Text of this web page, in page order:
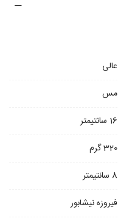
عالی
مس
16 سانتیمتر
320 گرم
8 سانتیمتر
فیروزه نیشابور